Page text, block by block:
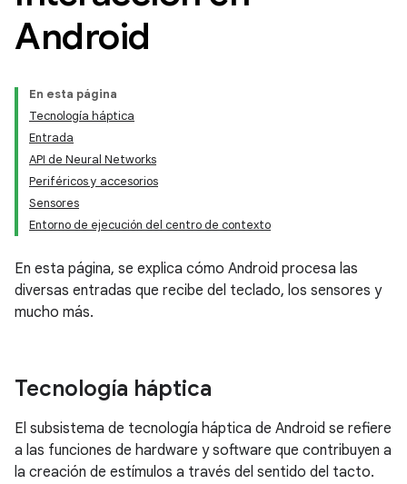
Android
En esta página
Tecnología háptica
Entrada
API de Neural Networks
Periféricos y accesorios
Sensores
Entorno de ejecución del centro de contexto
En esta página, se explica cómo Android procesa las
diversas entradas que recibe del teclado, los sensores y
mucho más.
Tecnología háptica
El subsistema de tecnología háptica de Android se refiere
a las funciones de hardware y software que contribuyen a
la creación de estímulos a través del sentido del tacto.